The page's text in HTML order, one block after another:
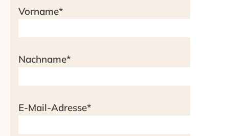
Vorname*
Nachname*
E-Mail-Adresse*